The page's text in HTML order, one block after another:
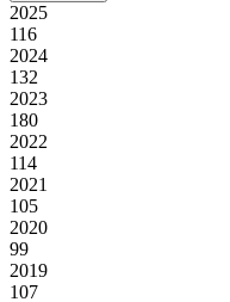
2025
116
2024
132
2023
180
2022
114
2021
105
2020
99
2019
107